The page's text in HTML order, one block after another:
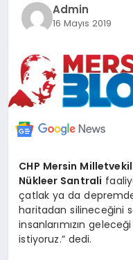
ILETİŞİMAdmin
16 Mayıs 2019
CHP Mersin
Nükleer Santrali
çatlak ya da
haritadan silineceğini
insanlarımızın
istiyoruz.” dedi.